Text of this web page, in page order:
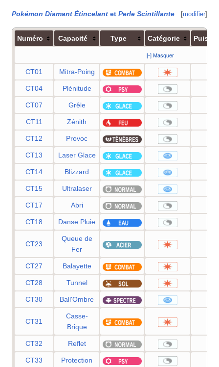
Pokémon Diamant Étincelant et Perle Scintillante [modifier]
Numéro Capacité Type Catégorie
[-] Masquer
CT01 Mitra-Poing
CT04 Plénitude
CT07 Grêle
CT11 Zénith
CT12 Provoc
CT13 Laser Glace
CT14 Blizzard
CT15 Ultralaser
CT17 Abri
CT18 Danse Pluie
CT23
Queue de
Fer
CT27 Balayette
CT28 Tunnel
CT30 Ball'Ombre
CT31
Casse-
Brique
CT32 Reflet
CT33 Protection